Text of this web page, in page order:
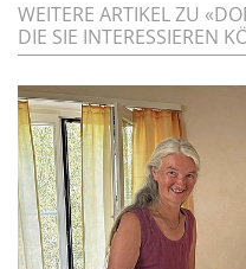
WEITERE ARTIKEL ZU
DIE SIE INTERESSIEREN